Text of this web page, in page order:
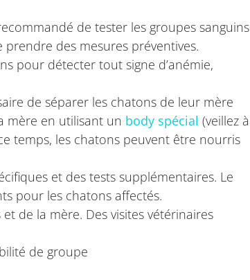
de tester les groupes sanguins
des mesures préventives.
pour détecter tout signe d’anémie,
de séparer les chatons de leur mère
mère en utilisant un body spécial (veillez à
temps, les chatons peuvent être nourris
et des tests supplémentaires. Le
pour les chatons affectés.
de la mère. Des visites vétérinaires
de groupe